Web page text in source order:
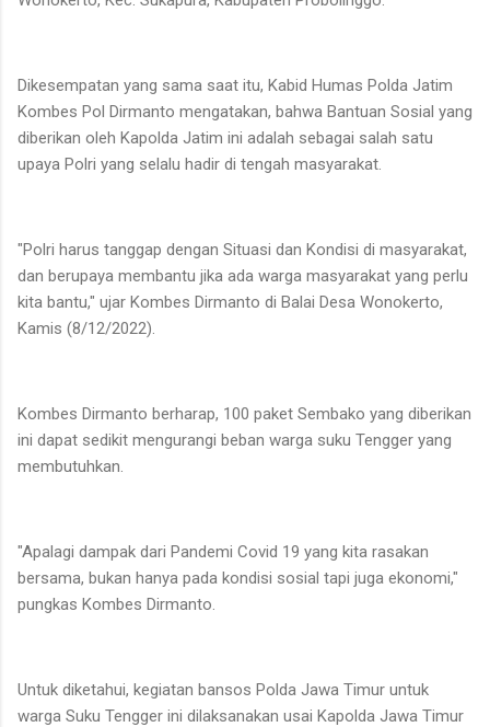
Dikesempatan yang sama saat itu, Kabid Humas Polda Jatim
Kombes Pol Dirmanto mengatakan, bahwa Bantuan Sosial yang
diberikan oleh Kapolda Jatim ini adalah sebagai salah satu
upaya Polri yang selalu hadir di tengah masyarakat.
"Polri harus tanggap dengan Situasi dan Kondisi di masyarakat,
dan berupaya membantu jika ada warga masyarakat yang perlu
kita bantu," ujar Kombes Dirmanto di Balai Desa Wonokerto,
Kamis (8/12/2022).
Kombes Dirmanto berharap, 100 paket Sembako yang diberikan
ini dapat sedikit mengurangi beban warga suku Tengger yang
membutuhkan.
"Apalagi dampak dari Pandemi Covid 19 yang kita rasakan
bersama, bukan hanya pada kondisi sosial tapi juga ekonomi,"
pungkas Kombes Dirmanto.
Untuk diketahui, kegiatan bansos Polda Jawa Timur untuk
warga Suku Tengger ini dilaksanakan usai Kapolda Jawa Timur